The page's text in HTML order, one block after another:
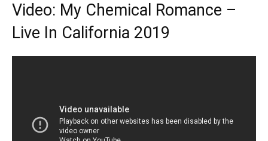
Video: My Chemical Romance –
Live In California 2019